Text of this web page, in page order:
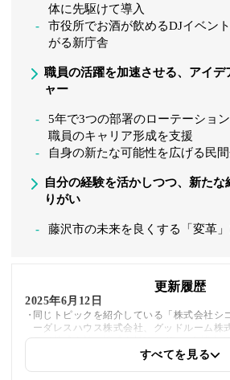
体に先駆けて導入
市役所でお酒が飲めるDJイベン
がる新庁舎
職員の活躍を加速させる、アイデ
ャー
5年で3つの部署のローテーショ
職員のキャリア形成を支援
自身の新たな可能性を広げる民
自分の経験を活かしつつ、新た
りがい
藤沢市の未来を良くする「変革
更新履歴
2025年6月12日
同じトピックを紹介している「株式会社シ
ーダレスハウス株式会社、グッドルーム株
ラボ株式会社、株式会社NovolBa、弁護士
の内部リンクを追加しましたすべてを見る